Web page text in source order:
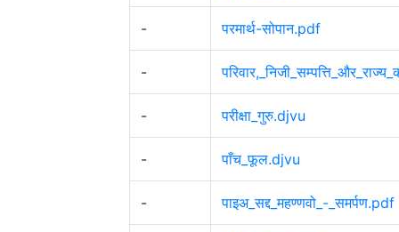
- परमार्थ-सोपान.pdf
-
- परीक्षा_गुरु.djvu
- पाँच_फूल.djvu
- पाइअ_सद्द_महण्णवो_-_समर्पण.pdf